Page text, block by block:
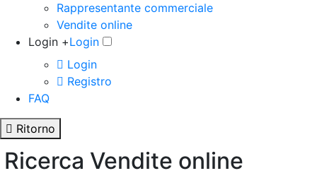
Rappresentante commerciale
Vendite online
Login +Login
Login
Registro
FAQ
Ritorno
Ricerca Vendite online